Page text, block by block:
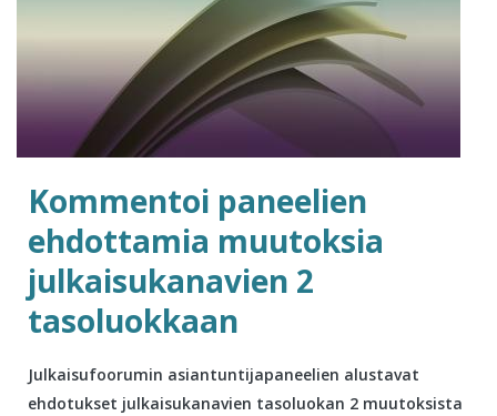
Kommentoi paneelien
ehdottamia muutoksia
julkaisukanavien 2
tasoluokkaan
Julkaisufoorumin asiantuntijapaneelien alustavat
ehdotukset julkaisukanavien tasoluokan 2 muutoksista